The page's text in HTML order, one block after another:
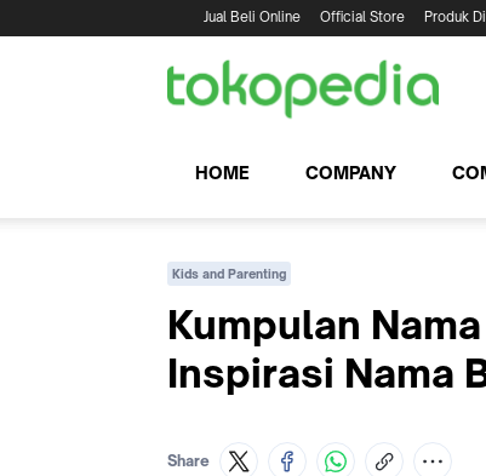
Jual Beli Online Official Store Produk
HOME COMPANY
Kids and Parenting
Kumpulan
Inspirasi Nama
Share